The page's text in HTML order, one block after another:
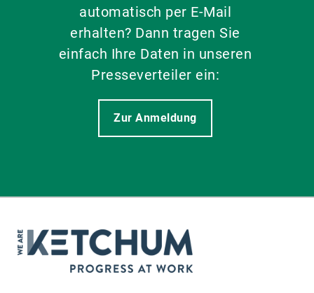
automatisch per E-Mail
erhalten? Dann tragen Sie
einfach Ihre Daten in unseren
Presseverteiler ein:
Zur Anmeldung